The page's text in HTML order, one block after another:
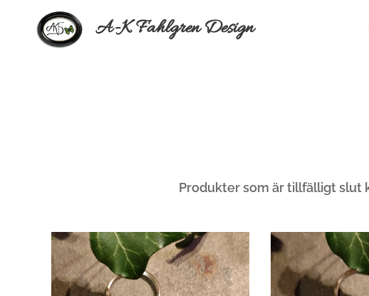
A-K Fahlgren Design
Produkter som är tillfälligt slut